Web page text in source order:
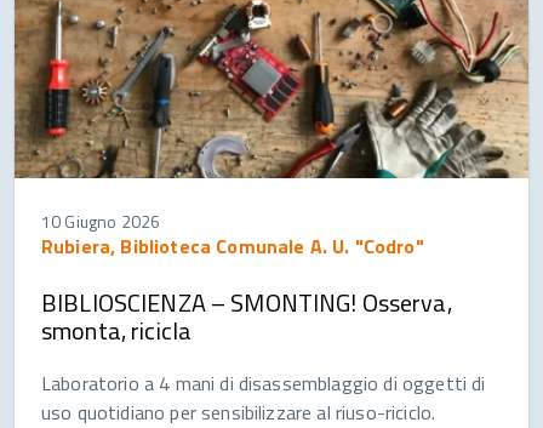
10 Giugno 2026
Rubiera, Biblioteca Comunale A. U. "Codro"
BIBLIOSCIENZA – SMONTING! Osserva,
smonta, ricicla
Laboratorio a 4 mani di disassemblaggio di oggetti di
uso quotidiano per sensibilizzare al riuso-riciclo.